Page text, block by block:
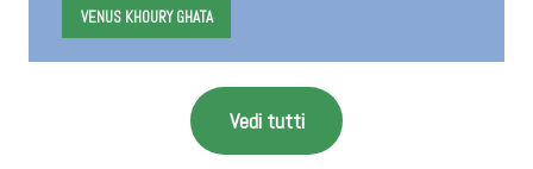
VENUS KHOURY GHATA
Vedi tutti